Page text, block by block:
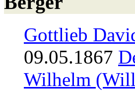
Gottlieb
09.05.1867
Wilhelm